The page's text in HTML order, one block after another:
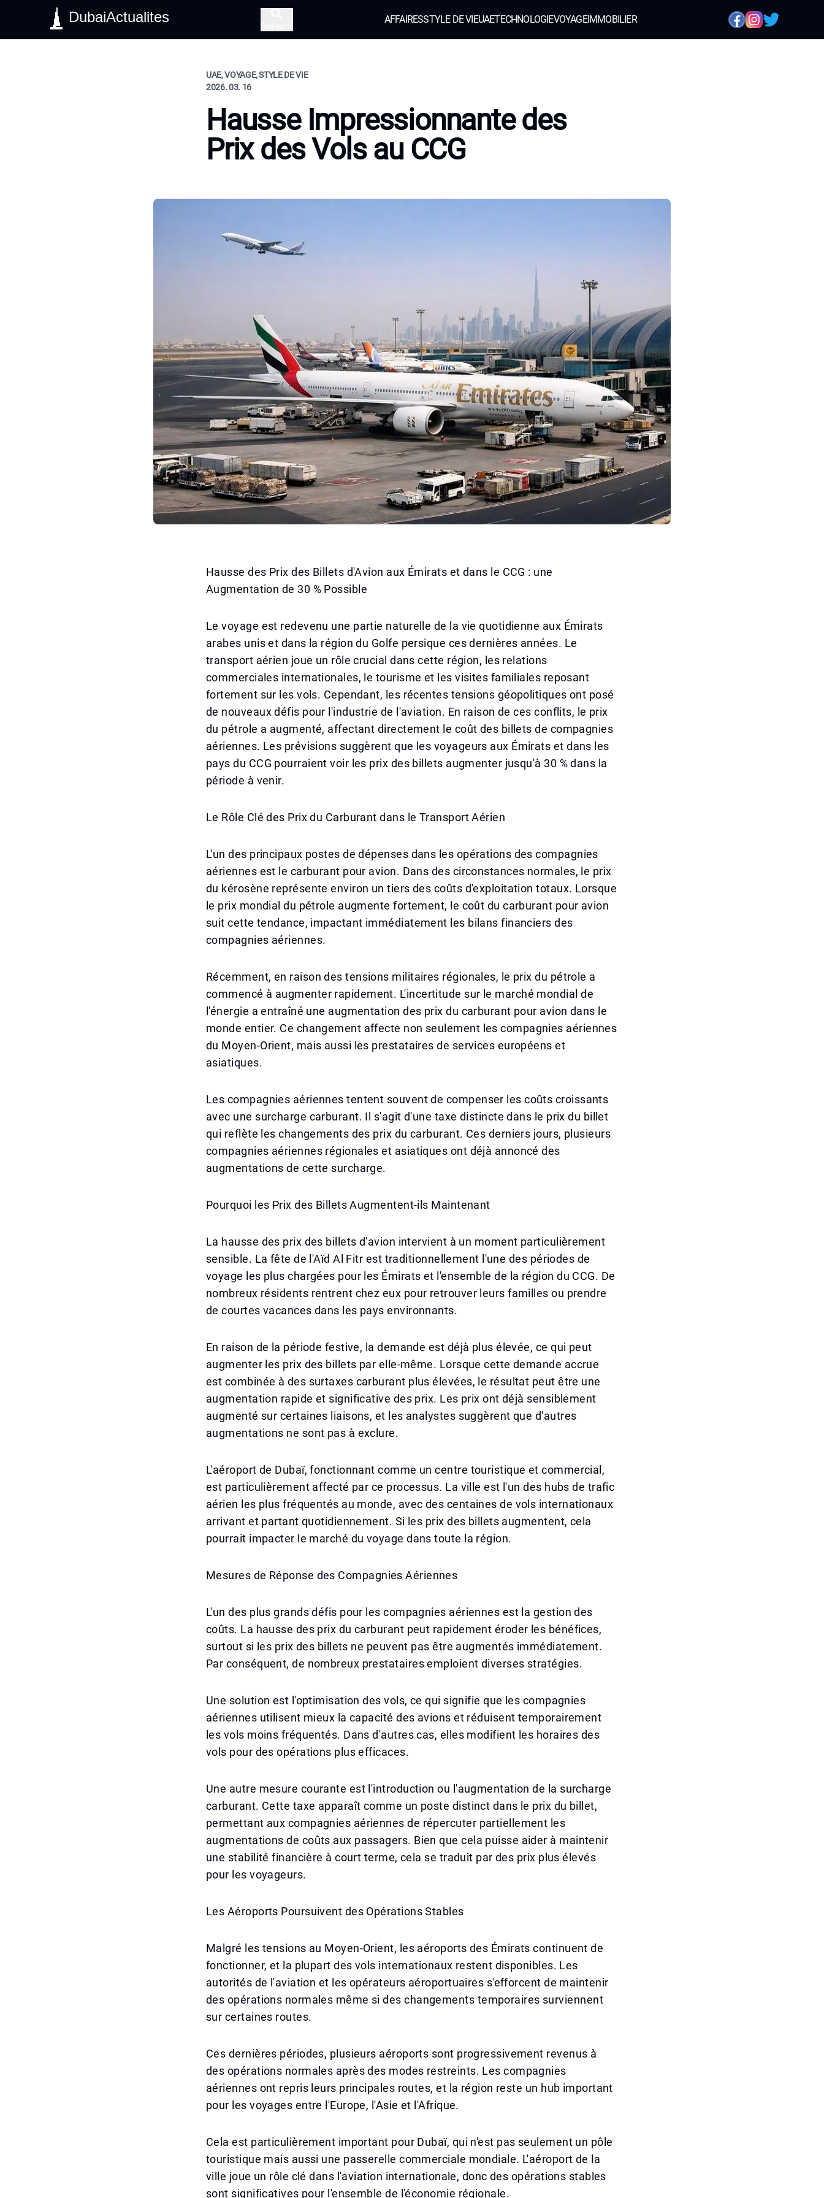
DubaiActualites AFFAIRESSTYLE DE VIEUAETECHNOLOGIEVOYAGEIMMOBILIER
UAE, VOYAGE, STYLE DE VIE
2026. 03. 16
Hausse Impressionnante des
Prix des Vols au CCG
Hausse des Prix des Billets d'Avion aux Émirats et dans le CCG : une
Augmentation de 30 % Possible
Le voyage est redevenu une partie naturelle de la vie quotidienne aux Émirats
arabes unis et dans la région du Golfe persique ces dernières années. Le
transport aérien joue un rôle crucial dans cette région, les relations
commerciales internationales, le tourisme et les visites familiales reposant
fortement sur les vols. Cependant, les récentes tensions géopolitiques ont posé
de nouveaux défis pour l'industrie de l'aviation. En raison de ces conflits, le prix
du pétrole a augmenté, affectant directement le coût des billets de compagnies
aériennes. Les prévisions suggèrent que les voyageurs aux Émirats et dans les
pays du CCG pourraient voir les prix des billets augmenter jusqu'à 30 % dans la
période à venir.
Le Rôle Clé des Prix du Carburant dans le Transport Aérien
L'un des principaux postes de dépenses dans les opérations des compagnies
aériennes est le carburant pour avion. Dans des circonstances normales, le prix
du kérosène représente environ un tiers des coûts d'exploitation totaux. Lorsque
le prix mondial du pétrole augmente fortement, le coût du carburant pour avion
suit cette tendance, impactant immédiatement les bilans financiers des
compagnies aériennes.
Récemment, en raison des tensions militaires régionales, le prix du pétrole a
commencé à augmenter rapidement. L'incertitude sur le marché mondial de
l'énergie a entraîné une augmentation des prix du carburant pour avion dans le
monde entier. Ce changement affecte non seulement les compagnies aériennes
du Moyen-Orient, mais aussi les prestataires de services européens et
asiatiques.
Les compagnies aériennes tentent souvent de compenser les coûts croissants
avec une surcharge carburant. Il s'agit d'une taxe distincte dans le prix du billet
qui reflète les changements des prix du carburant. Ces derniers jours, plusieurs
compagnies aériennes régionales et asiatiques ont déjà annoncé des
augmentations de cette surcharge.
Pourquoi les Prix des Billets Augmentent-ils Maintenant
La hausse des prix des billets d'avion intervient à un moment particulièrement
sensible. La fête de l'Aïd Al Fitr est traditionnellement l'une des périodes de
voyage les plus chargées pour les Émirats et l'ensemble de la région du CCG. De
nombreux résidents rentrent chez eux pour retrouver leurs familles ou prendre
de courtes vacances dans les pays environnants.
En raison de la période festive, la demande est déjà plus élevée, ce qui peut
augmenter les prix des billets par elle-même. Lorsque cette demande accrue
est combinée à des surtaxes carburant plus élevées, le résultat peut être une
augmentation rapide et significative des prix. Les prix ont déjà sensiblement
augmenté sur certaines liaisons, et les analystes suggèrent que d'autres
augmentations ne sont pas à exclure.
L'aéroport de Dubaï, fonctionnant comme un centre touristique et commercial,
est particulièrement affecté par ce processus. La ville est l'un des hubs de trafic
aérien les plus fréquentés au monde, avec des centaines de vols internationaux
arrivant et partant quotidiennement. Si les prix des billets augmentent, cela
pourrait impacter le marché du voyage dans toute la région.
Mesures de Réponse des Compagnies Aériennes
L'un des plus grands défis pour les compagnies aériennes est la gestion des
coûts. La hausse des prix du carburant peut rapidement éroder les bénéfices,
surtout si les prix des billets ne peuvent pas être augmentés immédiatement.
Par conséquent, de nombreux prestataires emploient diverses stratégies.
Une solution est l'optimisation des vols, ce qui signifie que les compagnies
aériennes utilisent mieux la capacité des avions et réduisent temporairement
les vols moins fréquentés. Dans d'autres cas, elles modifient les horaires des
vols pour des opérations plus efficaces.
Une autre mesure courante est l'introduction ou l'augmentation de la surcharge
carburant. Cette taxe apparaît comme un poste distinct dans le prix du billet,
permettant aux compagnies aériennes de répercuter partiellement les
augmentations de coûts aux passagers. Bien que cela puisse aider à maintenir
une stabilité financière à court terme, cela se traduit par des prix plus élevés
pour les voyageurs.
Les Aéroports Poursuivent des Opérations Stables
Malgré les tensions au Moyen-Orient, les aéroports des Émirats continuent de
fonctionner, et la plupart des vols internationaux restent disponibles. Les
autorités de l'aviation et les opérateurs aéroportuaires s'efforcent de maintenir
des opérations normales même si des changements temporaires surviennent
sur certaines routes.
Ces dernières périodes, plusieurs aéroports sont progressivement revenus à
des opérations normales après des modes restreints. Les compagnies
aériennes ont repris leurs principales routes, et la région reste un hub important
pour les voyages entre l'Europe, l'Asie et l'Afrique.
Cela est particulièrement important pour Dubaï, qui n'est pas seulement un pôle
touristique mais aussi une passerelle commerciale mondiale. L'aéroport de la
ville joue un rôle clé dans l'aviation internationale, donc des opérations stables
sont significatives pour l'ensemble de l'économie régionale.